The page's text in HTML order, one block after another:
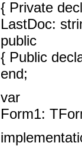
{ Private
LastDoc:
public
{ Public
end;
var
Form1: